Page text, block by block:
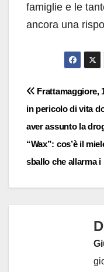
famiglie e le
ancora una
articoli
Frattamaggiore,
in pericolo di vita
aver assunto la
“Wax”: cos’è il
sballo che allarma i